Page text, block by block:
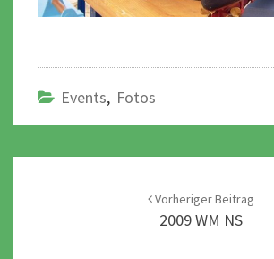
Events, Fotos
Vorheriger Beitrag
2009 WM NS